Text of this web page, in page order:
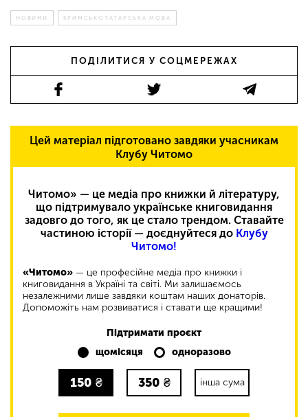
НОВИНИ КРИМСЬКОТАТАРСЬКА МОВА
ПОДІЛИТИСЯ У СОЦМЕРЕЖАХ
Цей матеріал підготовано завдяки учасникам
Клубу Читомо
Читомо» — це медіа про книжки й літературу,
що підтримувало українське книговидання
задовго до того, як це стало трендом. Ставайте
частиною історії — доєднуйтеся до Клубу
Читомо!
«Читомо» — це професійне медіа про книжки і
книговидання в Україні та світі. Ми залишаємось
незалежними лише завдяки коштам наших донаторів.
Допоможіть нам розвиватися і ставати ще кращими!
Підтримати проєкт
щомісяця
одноразово
150 ₴ 350 ₴ інша сума